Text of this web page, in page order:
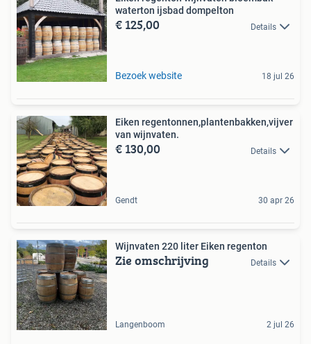
waterton ijsbad dompelton
€ 125,00 Details
Bezoek website 18 jul 26
Eiken regentonnen,plantenbakken,vijver
van wijnvaten.
€ 130,00 Details
Gendt 30 apr 26
Wijnvaten 220 liter Eiken regenton
Zie omschrijving Details
Langenboom 2 jul 26